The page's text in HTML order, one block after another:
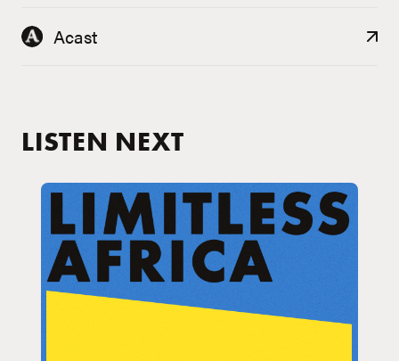
Acast
LISTEN NEXT